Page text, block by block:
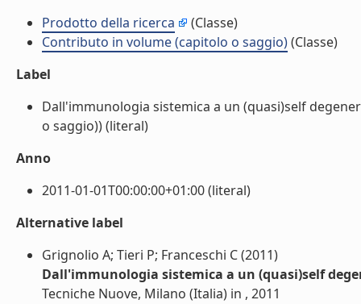
Prodotto della ricerca
(Classe)
Contributo in volume (capitolo o saggio)(Classe)
Label
Dall'immunologia sistemica a un (quasi)self
o saggio)) (literal)
Anno
2011-01-01T00:00:00+01:00 (literal)
Alternative label
Grignolio A; Tieri P; Franceschi C (2011)
Dall'immunologia sistemica a un (quasi)self
Tecniche Nuove, Milano (Italia) in , 2011